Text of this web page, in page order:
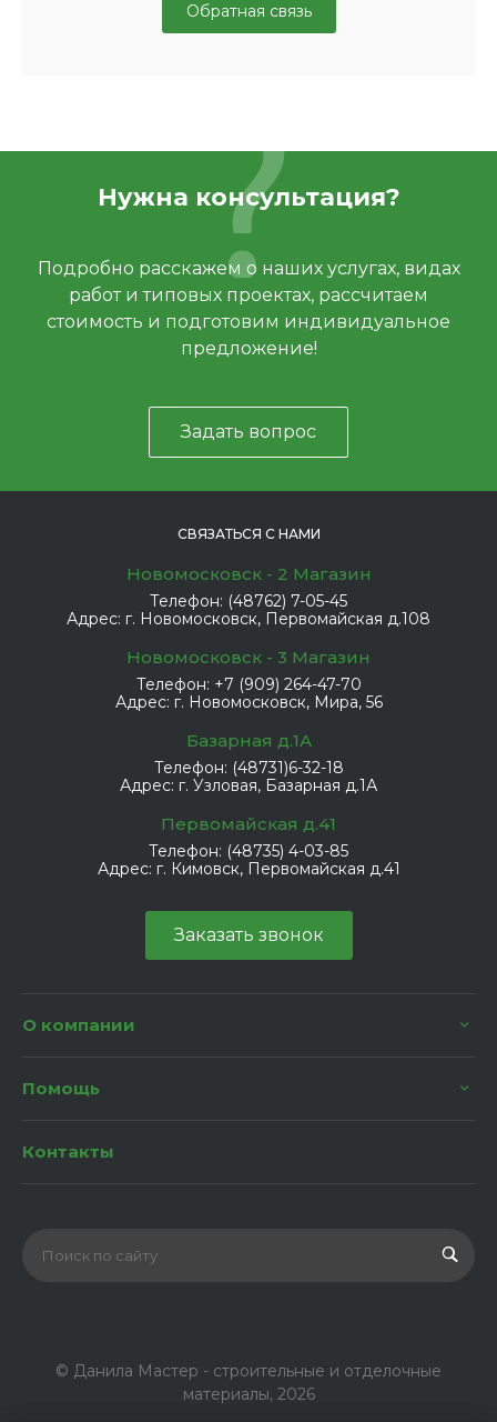
Обратная связь
Нужна консультация?
Подробно расскажем о наших услугах, видах
работ и типовых проектах, рассчитаем
стоимость и подготовим индивидуальное
предложение!
Задать вопрос
СВЯЗАТЬСЯ С НАМИ
Новомосковск - 2 Магазин
Телефон: (48762) 7-05-45
Адрес: г. Новомосковск, Первомайская д.108
Новомосковск - 3 Магазин
Телефон: +7 (909) 264-47-70
Адрес: г. Новомосковск, Мира, 56
Базарная д.1А
Телефон: (48731)6-32-18
Адрес: г. Узловая, Базарная д.1А
Первомайская д.41
Телефон: (48735) 4-03-85
Адрес: г. Кимовск, Первомайская д.41
Заказать звонок
О компании
Помощь
Контакты
© Данила Мастер - строительные и отделочные
материалы, 2026